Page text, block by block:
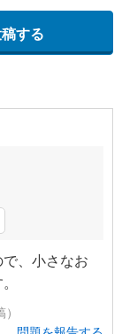
する
、小さなお